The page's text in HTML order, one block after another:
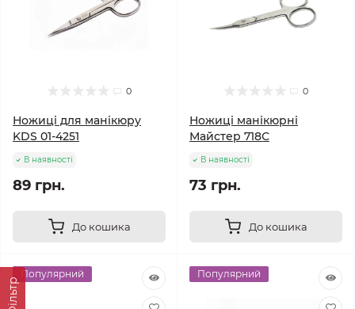
Фільтр
0
Ножиці для манікюру
KDS 01-4251
В наявності
89 грн.
До кошика
0
Ножиці манікюрні
Майстер 718С
В наявності
73 грн.
До кошика
Популярний Популярний